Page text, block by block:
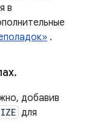
в
.
.
добавив
для